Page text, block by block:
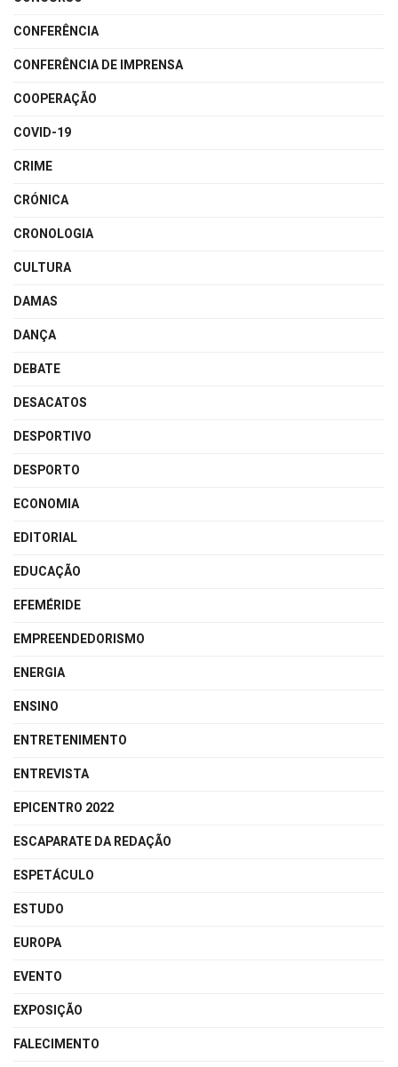
CONFERÊNCIA
CONFERÊNCIA DE IMPRENSA
COOPERAÇÃO
COVID-19
CRIME
CRÓNICA
CRONOLOGIA
CULTURA
DAMAS
DANÇA
DEBATE
DESACATOS
DESPORTIVO
DESPORTO
ECONOMIA
EDITORIAL
EDUCAÇÃO
EFEMÉRIDE
EMPREENDEDORISMO
ENERGIA
ENSINO
ENTRETENIMENTO
ENTREVISTA
EPICENTRO 2022
ESCAPARATE DA REDAÇÃO
ESPETÁCULO
ESTUDO
EUROPA
EVENTO
EXPOSIÇÃO
FALECIMENTO